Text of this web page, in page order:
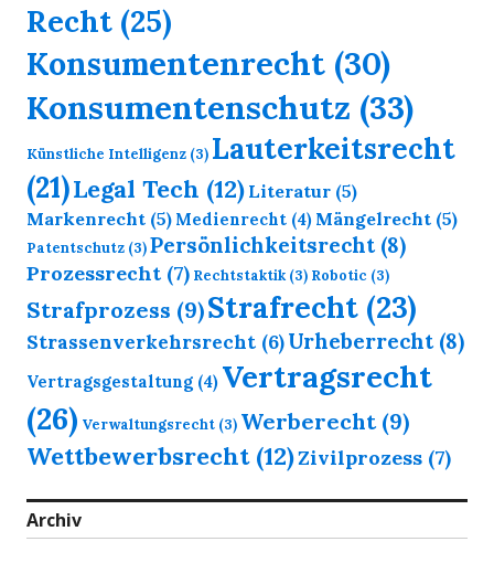
Recht (25)
Konsumentenrecht (30)
Konsumentenschutz (33)
Künstliche Intelligenz (3) Lauterkeitsrecht
(21)Legal Tech (12) Literatur (5)
Markenrecht (5) Medienrecht (4) Mängelrecht (5)
Patentschutz (3)Persönlichkeitsrecht(8)
Prozessrecht (7) Rechtstaktik(3) Robotic (3)
Strafprozess (9)Strafrecht (23)
Strassenverkehrsrecht (6)Urheberrecht(8)
Vertragsgestaltung (4) Vertragsrecht
(26) Verwaltungsrecht (3) Werberecht(9)
Wettbewerbsrecht(12)Zivilprozess (7)
Archiv